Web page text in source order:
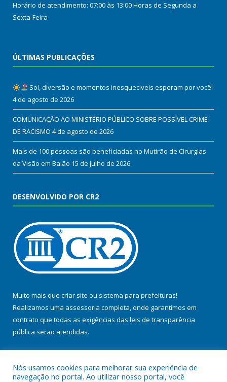
Horário de atendimento: 07:00 às 13:00 Horas de Segunda a
Sexta-Feira
ÚLTIMAS PUBLICAÇÕES
Sol, diversão e momentos inesquecíveis esperam por você!
4 de agosto de 2026
COMUNICAÇÃO AO MINISTÉRIO PÚBLICO SOBRE POSSÍVEL CRIME
DE RACISMO 4 de agosto de 2026
Mais de 100 pessoas são beneficiadas no Mutirão de Cirurgias
da Visão em Baião 15 de julho de 2026
DESENVOLVIDO POR CR2
Muito mais que criar site ou sistema para prefeituras!
Realizamos uma assessoria completa, onde garantimos em
contrato que todas as exigências das leis de transparência
pública serão atendidas.
Nós usamos cookies para melhorar sua experiência de
navegação no portal. Ao utilizar nosso portal, você